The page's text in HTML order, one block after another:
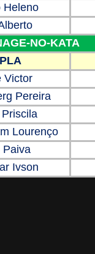
Heleno
NO-KATA
Victor
Pereira
Lourenço
Paiva
Ivson